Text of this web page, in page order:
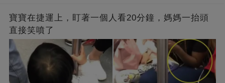
寶寶在捷運上，盯著一個人看20分鐘，媽媽一抬頭
直接笑噴了